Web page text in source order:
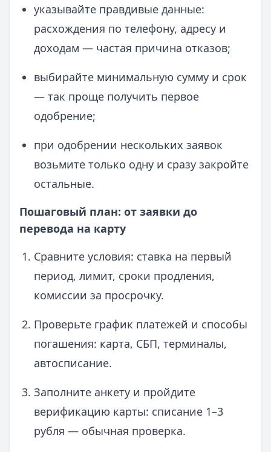
указывайте правдивые данные:
расхождения по телефону, адресу и
доходам — частая причина отказов;
выбирайте минимальную сумму и срок
— так проще получить первое
одобрение;
при одобрении нескольких заявок
возьмите только одну и сразу закройте
остальные.
Пошаговый план: от заявки до
перевода на карту
Сравните условия: ставка на первый
период, лимит, сроки продления,
комиссии за просрочку.
Проверьте график платежей и способы
погашения: карта, СБП, терминалы,
автосписание.
Заполните анкету и пройдите
верификацию карты: списание 1–3
рубля — обычная проверка.